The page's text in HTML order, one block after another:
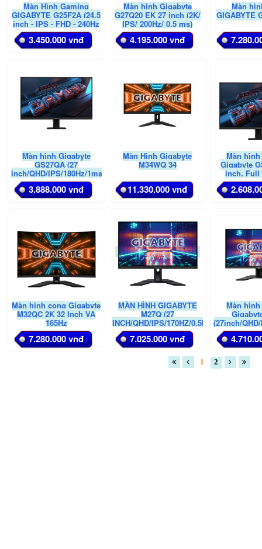
Màn Hình Gaming
GIGABYTE G25F2A (24.5
inch - IPS - FHD - 240Hz
- 1ms - Speaker)
3.450.000 vnđ
Màn hình Gigabyte
G27Q20 EK 27 inch (2K/
IPS/ 200Hz/ 0.5 ms)
4.195.000 vnđ
Màn
GIGABYTE
Màn hình Gigabyte
GS27QA (27
inch/QHD/IPS/180Hz/1ms)
3.888.000 vnđ
Màn Hình Gigabyte
M34WQ 34
11.330.000 vnđ
Màn
Gigabyte
inch, Full
Màn hình cong Gigabyte
M32QC 2K 32 Inch VA
165Hz
7.280.000 vnđ
MÀN HÌNH GIGABYTE
M27Q (27
INCH/QHD/IPS/170HZ/0.5MS)
7.025.000 vnđ
Màn
(27inch/
1 2